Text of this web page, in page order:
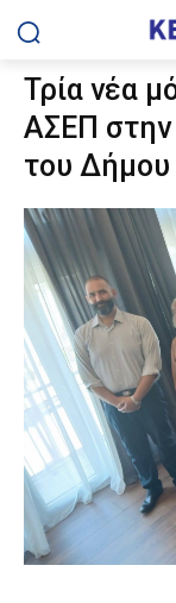
Τρία νέα
ΑΣΕΠ στην
του Δήμου